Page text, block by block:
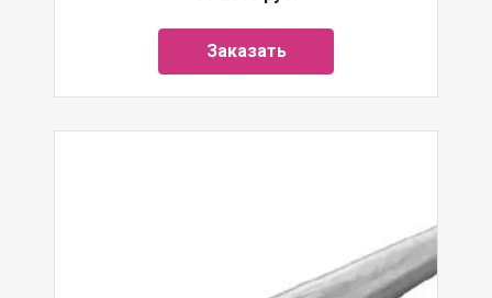
Заказать